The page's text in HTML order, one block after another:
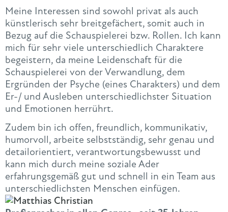
Meine Interessen sind sowohl privat als auch
künstlerisch sehr breitgefächert, somit auch in
Bezug auf die Schauspielerei bzw. Rollen. Ich kann
mich für sehr viele unterschiedlich Charaktere
begeistern, da meine Leidenschaft für die
Schauspielerei von der Verwandlung, dem
Ergründen der Psyche (eines Charakters) und dem
Er-/ und Ausleben unterschiedlichster Situation
und Emotionen herrührt.
Zudem bin ich offen, freundlich, kommunikativ,
humorvoll, arbeite selbstständig, sehr genau und
detailorientiert, verantwortungsbewusst und
kann mich durch meine soziale Ader
erfahrungsgemäß gut und schnell in ein Team aus
unterschiedlichsten Menschen einfügen.